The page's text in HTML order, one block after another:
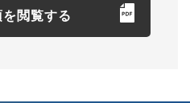
閲覧する